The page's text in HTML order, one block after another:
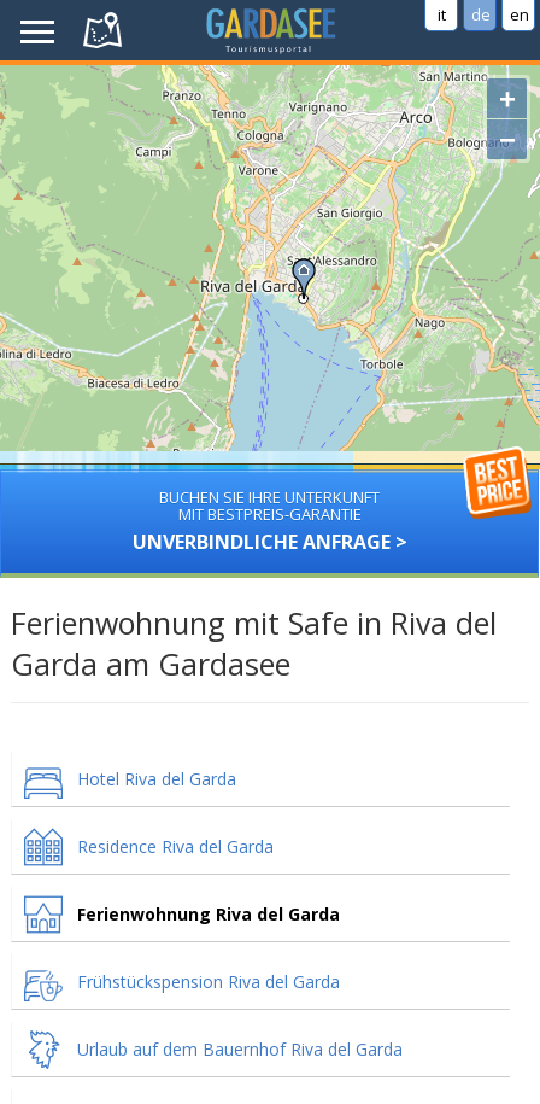
it de en
+
−
BUCHEN SIE IHRE UNTERKUNFT
MIT BESTPREIS-GARANTIE
UNVERBINDLICHE ANFRAGE >
Ferienwohnung mit Safe in Riva del
Garda am Gardasee
Hotel Riva del Garda
Residence Riva del Garda
Ferienwohnung Riva del Garda
Frühstückspension Riva del Garda
Urlaub auf dem Bauernhof Riva del Garda